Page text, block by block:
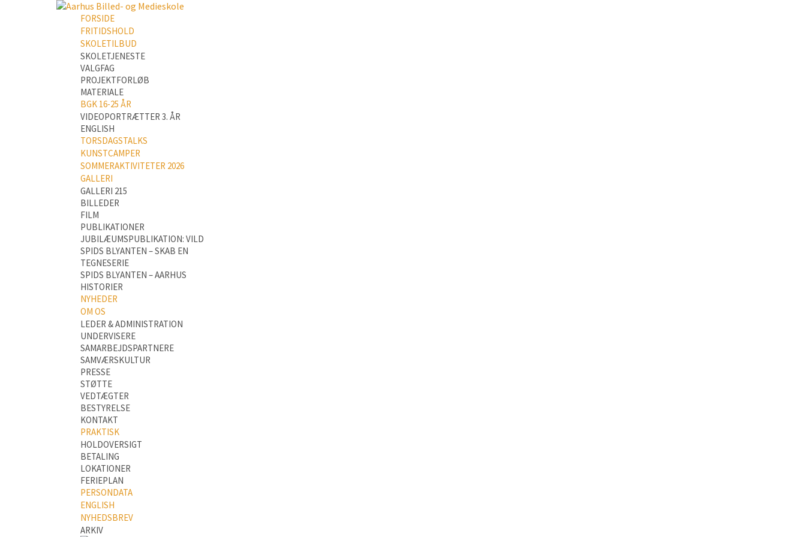
FORSIDE
FRITIDSHOLD
SKOLETILBUD
SKOLETJENESTE
VALGFAG
PROJEKTFORLØB
MATERIALE
BGK 16-25 ÅR
VIDEOPORTRÆTTER 3. ÅR
ENGLISH
TORSDAGSTALKS
KUNSTCAMPER
SOMMERAKTIVITETER 2026
GALLERI
GALLERI 215
BILLEDER
FILM
PUBLIKATIONER
JUBILÆUMSPUBLIKATION: VILD
SPIDS BLYANTEN – SKAB EN
TEGNESERIE
SPIDS BLYANTEN – AARHUS
HISTORIER
NYHEDER
OM OS
LEDER & ADMINISTRATION
UNDERVISERE
SAMARBEJDSPARTNERE
SAMVÆRSKULTUR
PRESSE
STØTTE
VEDTÆGTER
BESTYRELSE
KONTAKT
PRAKTISK
HOLDOVERSIGT
BETALING
LOKATIONER
FERIEPLAN
PERSONDATA
ENGLISH
NYHEDSBREV
ARKIV